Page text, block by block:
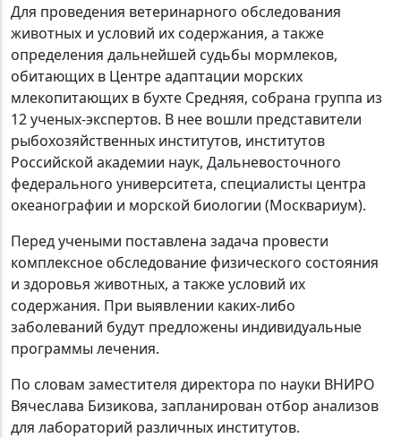
Для проведения ветеринарного обследования
животных и условий их содержания, а также
определения дальнейшей судьбы мормлеков,
обитающих в Центре адаптации морских
млекопитающих в бухте Средняя, собрана группа из
12 ученых-экспертов. В нее вошли представители
рыбохозяйственных институтов, институтов
Российской академии наук, Дальневосточного
федерального университета, специалисты центра
океанографии и морской биологии (Москвариум).
Перед учеными поставлена задача провести
комплексное обследование физического состояния
и здоровья животных, а также условий их
содержания. При выявлении каких-либо
заболеваний будут предложены индивидуальные
программы лечения.
По словам заместителя директора по науки ВНИРО
Вячеслава Бизикова, запланирован отбор анализов
для лабораторий различных институтов.